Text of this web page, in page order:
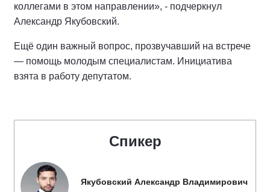
коллегами в этом направлении», - подчеркнул
Александр Якубовский.
Ещё один важный вопрос, прозвучавший на встрече
— помощь молодым специалистам. Инициатива
взята в работу депутатом.
Спикер
Якубовский Александр Владимирович